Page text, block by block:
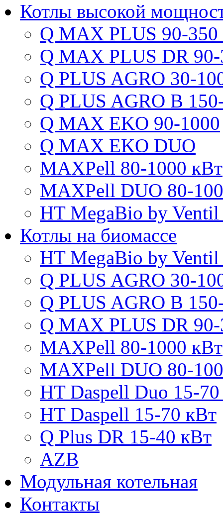
Котлы высокой
Q MAX PLUS 90-350
Q MAX PLUS DR
Q PLUS AGRO 30-
Q PLUS AGRO B
Q MAX EKO 90-1000
Q MAX EKO DUO
MAXPell 80-1000 кВт
MAXPell DUO 80-
HT MegaBio by
Котлы на биомассе
HT MegaBio by
Q PLUS AGRO 30-
Q PLUS AGRO B
Q MAX PLUS DR
MAXPell 80-1000 кВт
MAXPell DUO 80-
HT Daspell Duo 15-
HT Daspell 15-70 кВт
Q Plus DR 15-40 кВт
AZB
Модульная котельная
Контакты